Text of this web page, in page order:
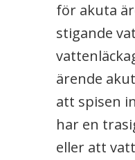
för akuta
stigande
ärende
att spisen
har en
eller att